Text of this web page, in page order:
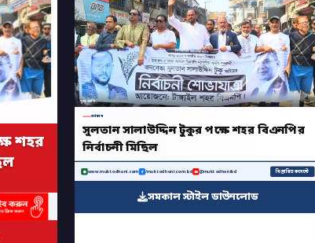
শহর
মুক্তধ্বনি
সর্বশেষ
সুলতান সালাউদ্দিন টুকুর পক্ষে শহর বিএনপির
নির্বাচনী মিছিল
www.muktodhoni.com /muktodhoni.com.bd @muktodhonibd বিস্তারিত কমেন্টে
সমকাল স্টাইল ডাউনলোড